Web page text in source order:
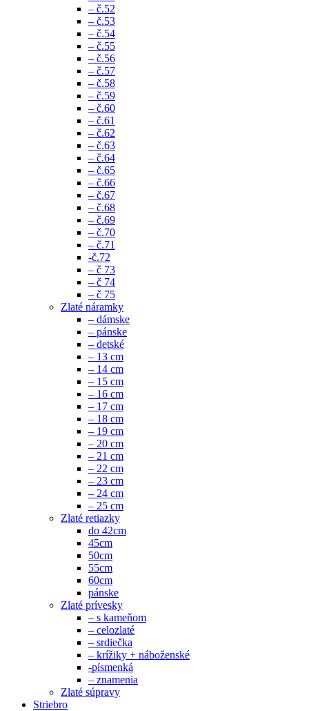
– č.52
– č.53
– č.54
– č.55
– č.56
– č.57
– č.58
– č.59
– č.60
– č.61
– č.62
– č.63
– č.64
– č.65
– č.66
– č.67
– č.68
– č.69
– č.70
– č.71
-č.72
– č 73
– č 74
– č 75
Zlaté náramky
– dámske
– pánske
– detské
– 13 cm
– 14 cm
– 15 cm
– 16 cm
– 17 cm
– 18 cm
– 19 cm
– 20 cm
– 21 cm
– 22 cm
– 23 cm
– 24 cm
– 25 cm
Zlaté retiazky
do 42cm
45cm
50cm
55cm
60cm
pánske
Zlaté prívesky
– s kameňom
– celozlaté
– srdiečka
– krížiky + náboženské
-písmenká
– znamenia
Zlaté súpravy
Striebro